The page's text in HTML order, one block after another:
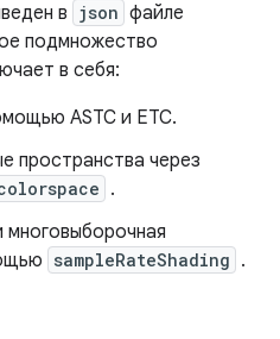
в json файле
подмножество
в себя:
ASTC и ETC.
пространства через
.
многовыборочная
sampleRateShading .